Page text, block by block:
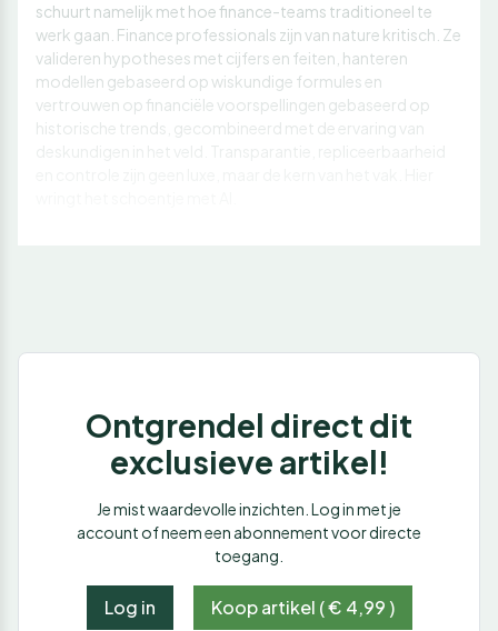
schuurt namelijk met hoe finance-teams traditioneel te
werk gaan. Finance professionals zijn van nature kritisch. Ze
valideren hypotheses met cijfers en feiten, hanteren
modellen gebaseerd op wiskundige formules en
vertrouwen op financiële voorspellingen gebaseerd op
historische trends, gecombineerd met de ervaring van
Ontgrendel direct dit
exclusieve artikel!
Je mist waardevolle inzichten. Log in met je
account of neem een abonnement voor directe
toegang.
Log in Koop artikel ( € 4,99 )